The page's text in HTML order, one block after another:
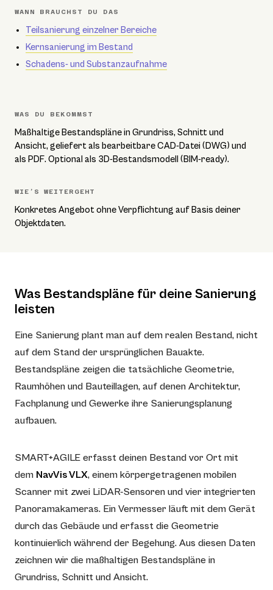
WANN BRAUCHST DU DAS
Teilsanierung einzelner Bereiche
Kernsanierung im Bestand
Schadens- und Substanzaufnahme
WAS DU BEKOMMST
Maßhaltige Bestandspläne in Grundriss, Schnitt und
Ansicht, geliefert als bearbeitbare CAD-Datei (DWG) und
als PDF. Optional als 3D-Bestandsmodell (BIM-ready).
WIE’S WEITERGEHT
Konkretes Angebot ohne Verpflichtung auf Basis deiner
Objektdaten.
Was Bestandspläne für deine Sanierung
leisten
Eine Sanierung plant man auf dem realen Bestand, nicht
auf dem Stand der ursprünglichen Bauakte.
Bestandspläne zeigen die tatsächliche Geometrie,
Raumhöhen und Bauteillagen, auf denen Architektur,
Fachplanung und Gewerke ihre Sanierungsplanung
aufbauen.
SMART+AGILE erfasst deinen Bestand vor Ort mit
dem NavVis VLX, einem körpergetragenen mobilen
Scanner mit zwei LiDAR-Sensoren und vier integrierten
Panoramakameras. Ein Vermesser läuft mit dem Gerät
durch das Gebäude und erfasst die Geometrie
kontinuierlich während der Begehung. Aus diesen Daten
zeichnen wir die maßhaltigen Bestandspläne in
Grundriss, Schnitt und Ansicht.